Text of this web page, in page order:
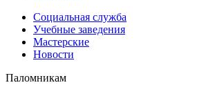
Социальная служба
Учебные заведения
Мастерские
Новости
Паломникам